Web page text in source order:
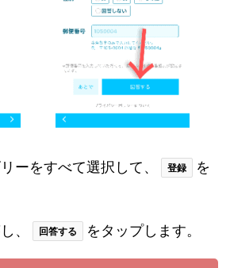
ーをすべて選択して、 登録
を
、 回答する をタップします。